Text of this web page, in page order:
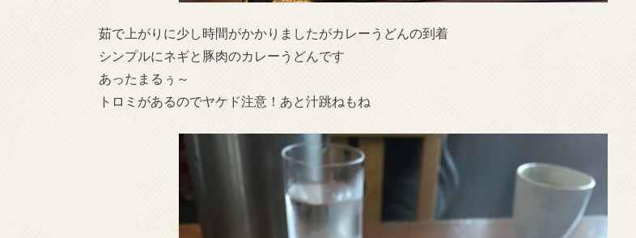
茹で上がりに少し時間がかかりましたがカレーうどんの到着
シンプルにネギと豚肉のカレーうどんです
あったまるぅ～
トロミがあるのでヤケド注意！あと汁跳ねもね